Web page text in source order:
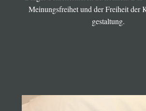
Meinungsfreihet und der Freiheit der
gestaltung.